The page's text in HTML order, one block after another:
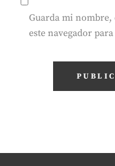
Guarda mi
este navegador